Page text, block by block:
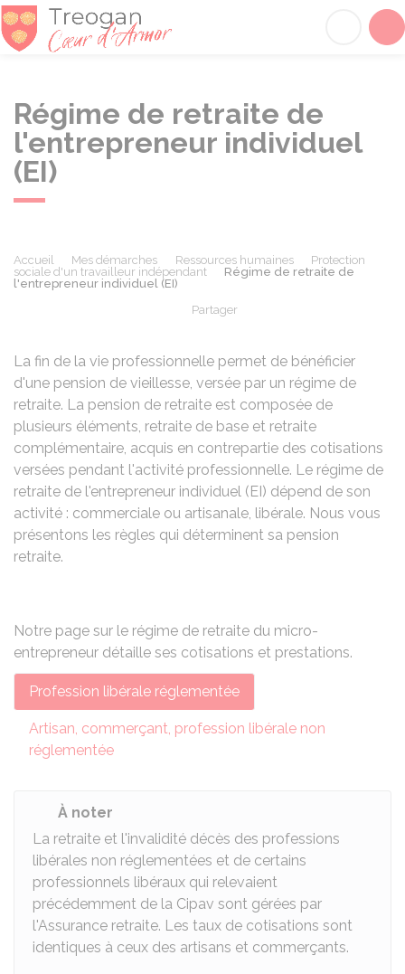
Régime de retraite de
l'entrepreneur individuel
(EI)
Accueil Mes démarches Ressources humaines
Protection
sociale d'un travailleur indépendant
Régime de retraite de
l'entrepreneur individuel (EI)
Partager
La fin de la vie professionnelle permet de bénéficier
d'une pension de vieillesse, versée par un régime de
retraite. La pension de retraite est composée de
plusieurs éléments, retraite de base et retraite
complémentaire, acquis en contrepartie des cotisations
versées pendant l'activité professionnelle. Le régime de
retraite de l'entrepreneur individuel (EI) dépend de son
activité : commerciale ou artisanale, libérale. Nous vous
présentons les règles qui déterminent sa pension
retraite.
Notre page sur le régime de retraite du micro-
entrepreneur détaille ses cotisations et prestations.
Profession libérale réglementée
Artisan, commerçant, profession libérale non
réglementée
À noter
La retraite et l'invalidité décès des professions
libérales non réglementées et de certains
professionnels libéraux qui relevaient
précédemment de la Cipav sont gérées par
l'Assurance retraite. Les taux de cotisations sont
identiques à ceux des artisans et commerçants.